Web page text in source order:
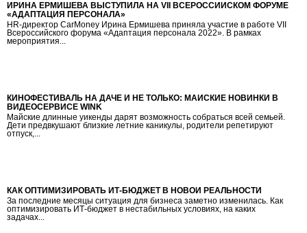
ИРИНА ЕРМИШЕВА ВЫСТУПИЛА НА VII ВСЕРОССИЙСКОМ ФОРУМЕ
«АДАПТАЦИЯ ПЕРСОНАЛА»
HR-директор CarMoney Ирина Ермишева приняла участие в работе VII
Всероссийского форума «Адаптация персонала 2022». В рамках
мероприятия...
КИНОФЕСТИВАЛЬ НА ДАЧЕ И НЕ ТОЛЬКО: МАЙСКИЕ НОВИНКИ В
ВИДЕОСЕРВИСЕ WINK
Майские длинные уикенды дарят возможность собраться всей семьей.
Дети предвкушают близкие летние каникулы, родители репетируют
отпуск,...
КАК ОПТИМИЗИРОВАТЬ ИТ-БЮДЖЕТ В НОВОЙ РЕАЛЬНОСТИ
За последние месяцы ситуация для бизнеса заметно изменилась. Как
оптимизировать ИТ-бюджет в нестабильных условиях, на каких
задачах...